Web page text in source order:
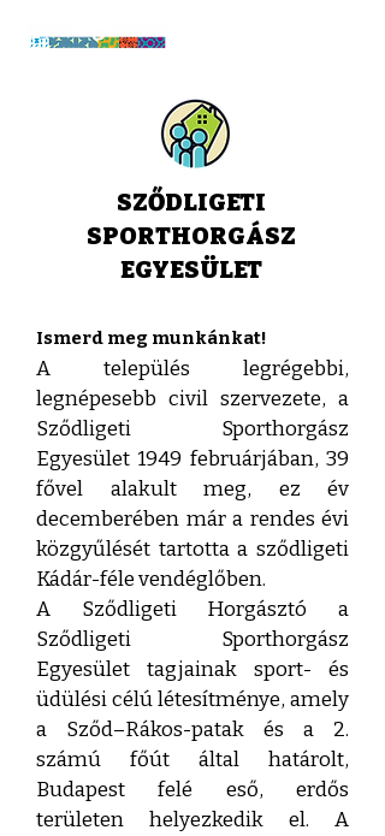
SZŐDLIGETI
SPORTHORGÁSZ
EGYESÜLET
Ismerd meg munkánkat!
A település legrégebbi,
legnépesebb civil szervezete, a
Sződligeti Sporthorgász
Egyesület 1949 februárjában, 39
fővel alakult meg, ez év
decemberében már a rendes évi
közgyűlését tartotta a sződligeti
Kádár-féle vendéglőben.
A Sződligeti Horgásztó a
Sződligeti Sporthorgász
Egyesület tagjainak sport- és
üdülési célú létesítménye, amely
a Sződ–Rákos-patak és a 2.
számú főút által határolt,
Budapest felé eső, erdős
területen helyezkedik el. A